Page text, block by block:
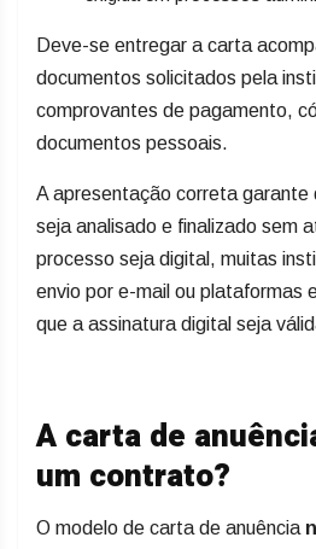
Deve-se entregar a carta
documentos solicitados pela
comprovantes de pagamento,
documentos pessoais.
A apresentação correta garante
seja analisado e finalizado sem
processo seja digital, muitas
envio por e-mail ou plataformas
que a assinatura digital seja
A carta de
um contrato?
O modelo de carta de anuência